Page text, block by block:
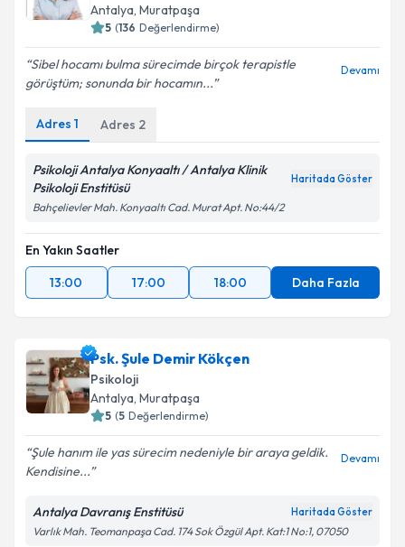
Antalya, Muratpaşa
5 (136 Değerlendirme)
Sibel hocamı bulma sürecimde birçok terapistle
görüştüm; sonunda bir hocamın...
Devamı
Adres 1 Adres 2
Psikoloji Antalya Konyaaltı / Antalya Klinik
Psikoloji Enstitüsü
Haritada Göster
Bahçelievler Mah. Konyaaltı Cad. Murat Apt. No:44/2
En Yakın Saatler
13:00
17:00 18:00 Daha Fazla
Psk. Şule Demir Kökçen
Psikoloji
Antalya, Muratpaşa
5 (5 Değerlendirme)
Şule hanım ile yas sürecim nedeniyle bir araya geldik.
Kendisine...
Devamı
Antalya Davranış Enstitüsü Haritada Göster
Varlık Mah. Teomanpaşa Cad. 174 Sok Özgül Apt. Kat:1 No:1, 07050